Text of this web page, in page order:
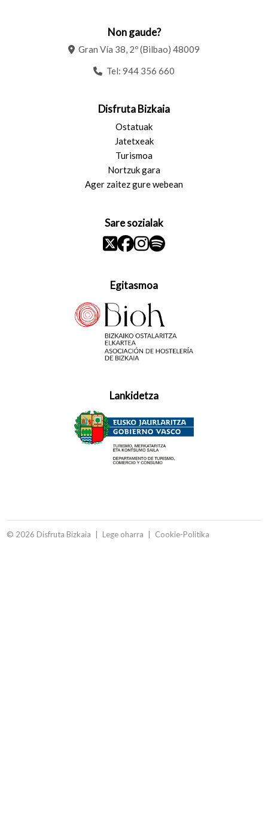
Non gaude?
Gran Vía 38, 2º (Bilbao) 48009
Tel: 944 356 660
Disfruta Bizkaia
Ostatuak
Jatetxeak
Turismoa
Nortzuk gara
Ager zaitez gure webean
Sare sozialak
Egitasmoa
Lankidetza
© 2026 Disfruta Bizkaia Lege oharra Cookie-Politika